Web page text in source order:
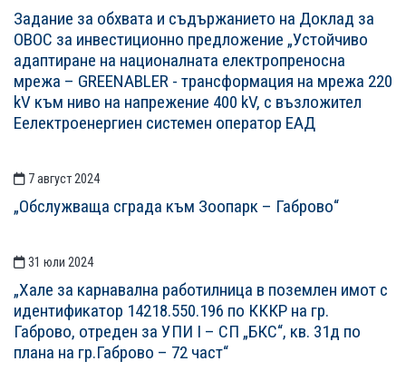
Задание за обхвата и съдържанието на Доклад за
ОВОС за инвестиционно предложение „Устойчиво
адаптиране на националната електропреносна
мрежа – GREENABLER - трансформация на мрежа 220
kV към ниво на напрежение 400 kV, с възложител
Eелектроенергиен системен оператор ЕАД
7 август 2024
„Обслужваща сграда към Зоопарк – Габрово“
31 юли 2024
„Хале за карнавална работилница в поземлен имот с
идентификатор 14218.550.196 по КККР на гр.
Габрово, отреден за УПИ I – СП „БКС“, кв. 31д по
плана на гр.Габрово – 72 част“